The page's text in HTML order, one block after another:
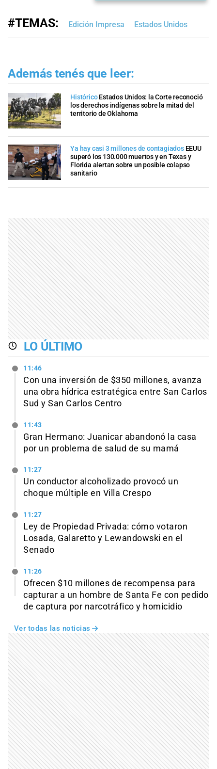
#TEMAS: Edición Impresa Estados Unidos
Además tenés que leer:
Histórico Estados Unidos: la Corte reconoció
los derechos indígenas sobre la mitad del
territorio de Oklahoma
Ya hay casi 3 millones de contagiados EEUU
superó los 130.000 muertos y en Texas y
Florida alertan sobre un posible colapso
sanitario
LO ÚLTIMO
11:46
Con una inversión de $350 millones, avanza
una obra hídrica estratégica entre San Carlos
Sud y San Carlos Centro
11:43
Gran Hermano: Juanicar abandonó la casa
por un problema de salud de su mamá
11:27
Un conductor alcoholizado provocó un
choque múltiple en Villa Crespo
11:27
Ley de Propiedad Privada: cómo votaron
Losada, Galaretto y Lewandowski en el
Senado
11:26
Ofrecen $10 millones de recompensa para
capturar a un hombre de Santa Fe con pedido
de captura por narcotráfico y homicidio
Ver todas las noticias